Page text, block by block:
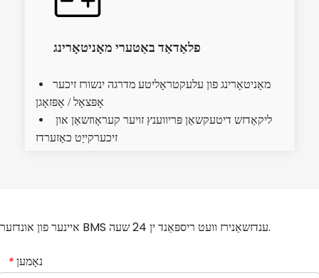
פלאַדאַד באַטערי מאָניטאָרינג
 מאָניטאָרינג פון עלעקטראָליטע מדרגה ינשורז זיכער
אָפּצאָל / אָפּזאָגן

זיכערקייַט כאַזערדז
איינער פון אונדזער BMS ענדזשאַנירז וועט ריספּאַנד ין 24 שעה.
* נאָמען